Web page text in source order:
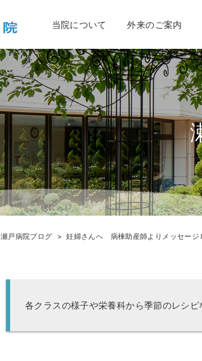
当院について 外来のご案内
瀬戸病院ブログ 妊婦さんへ 病棟助産師よりメッセージ
各クラスの様子や栄養科から季節のレシピ